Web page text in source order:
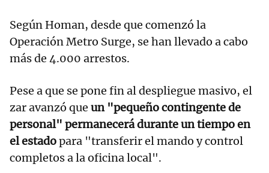
Según Homan, desde que comenzó la
Operación Metro Surge, se han llevado a cabo
más de 4.000 arrestos.
Pese a que se pone fin al despliegue masivo, el
zar avanzó que un "pequeño contingente de
personal" permanecerá durante un tiempo en
el estadopara "transferir el mando y control
completos a la oficina local".